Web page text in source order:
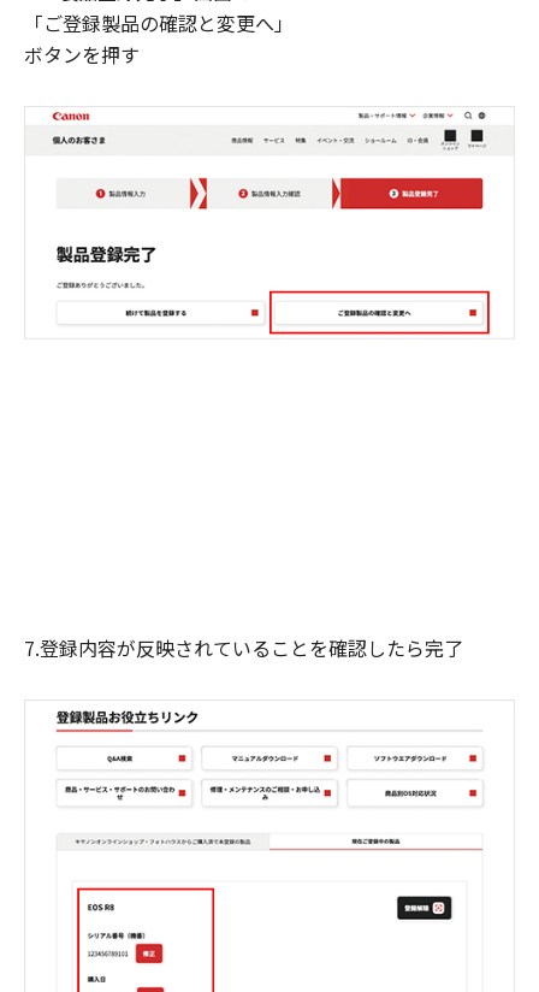
「ご登録製品の確認と変更へ」
ボタンを押す
7.登録内容が反映されていることを確認したら完了